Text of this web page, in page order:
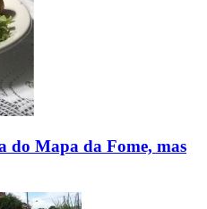
do Mapa da Fome, mas